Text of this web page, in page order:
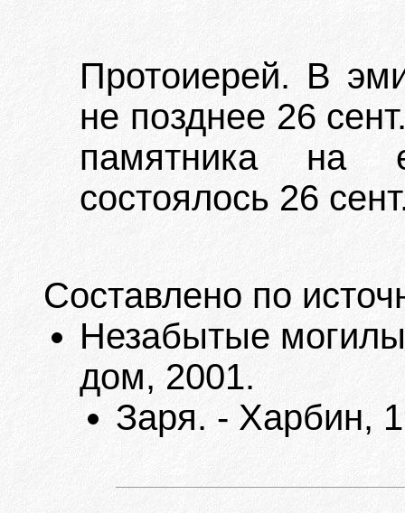
Протоиерей. В
не позднее 26
памятника на
состоялось 26
Составлено по
Незабытые
дом, 2001.
Заря. - Харбин,